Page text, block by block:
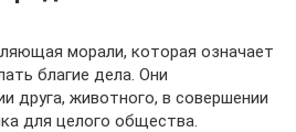
морали, которая означает
благие дела. Они
друга, животного, в совершении
для целого общества.